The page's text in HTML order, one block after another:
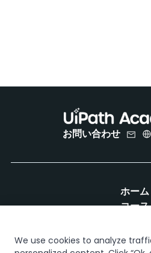
お問い合わせ
ホーム
コース
キャリア
認定資
We use cookies to analyze